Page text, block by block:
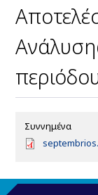
Συννημένα
D
u